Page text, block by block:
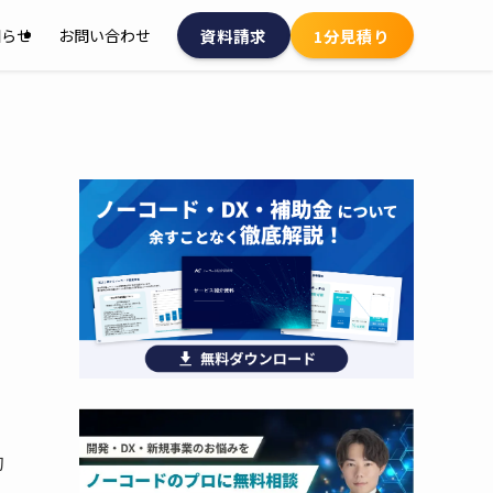
せ お問い合わせ 資料請求 1分見積り